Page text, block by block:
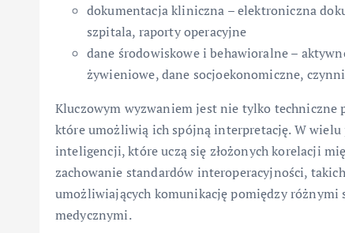
dokumentacja kliniczna – elektroniczna
szpitala, raporty operacyjne
dane środowiskowe i behawioralne –
żywieniowe, dane socjoekonomiczne,
Kluczowym wyzwaniem jest nie tylko techniczne
które umożliwią ich spójną interpretację. W
inteligencji, które uczą się złożonych korelacji
zachowanie standardów interoperacyjności,
umożliwiających komunikację pomiędzy
medycznymi.